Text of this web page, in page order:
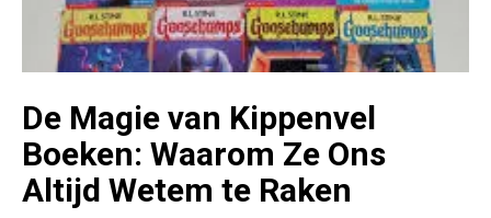
De Magie van Kippenvel
Boeken: Waarom Ze Ons
Altijd Wetem te Raken